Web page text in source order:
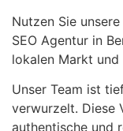
Nutzen Sie
SEO Agentur in
lokalen Markt und
Unser Team ist
verwurzelt. Diese
authentische und